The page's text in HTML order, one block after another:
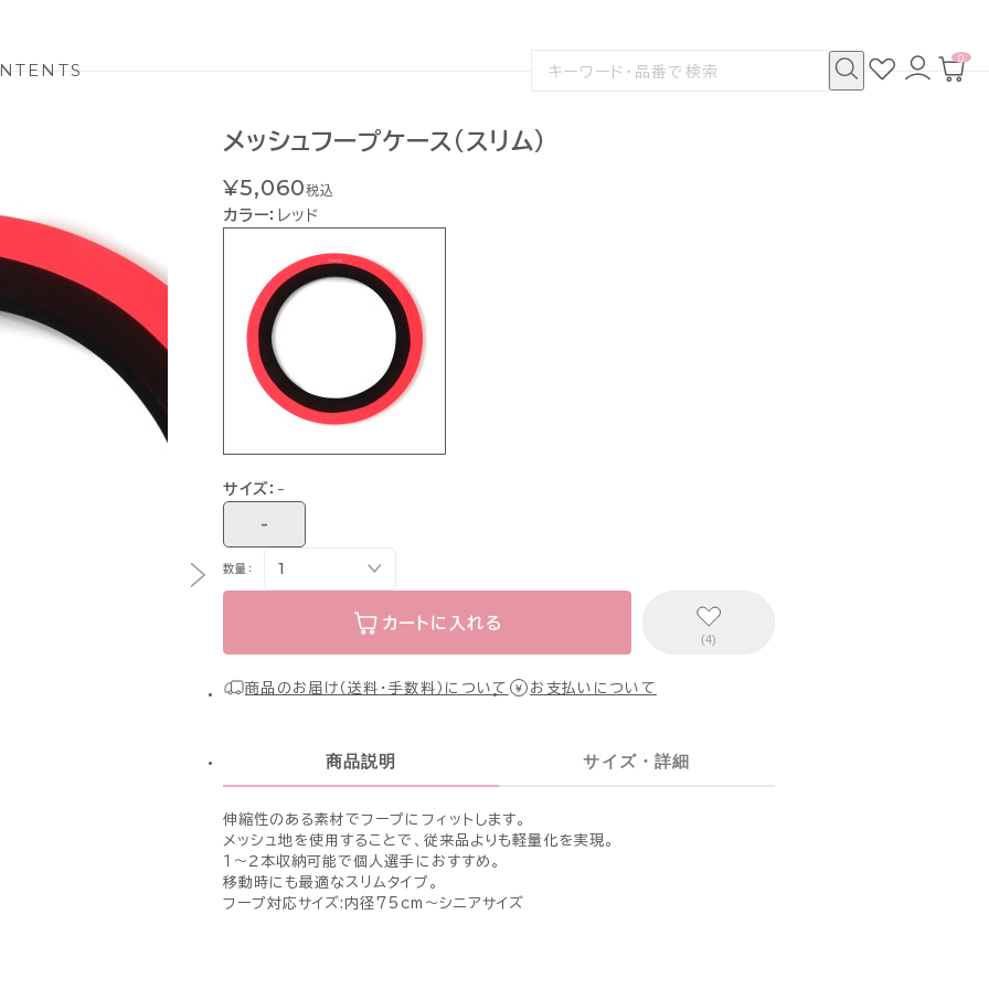
検
お
気
ロ
グ
カ
0
メッシュフープケース(スリム)
¥5,060税込
カラー： レッド
サイズ： -
-
数量：
カートに入れる
(4)
商品のお届け（送料・手数料）について お支払いについて
商品説明 サイズ・詳細
伸縮性のある素材でフープにフィットします。
メッシュ地を使用することで、従来品よりも軽量化を実現。
１〜２本収納可能で個人選手におすすめ。
移動時にも最適なスリムタイプ。
フープ対応サイズ:内径75cm〜シニアサイズ